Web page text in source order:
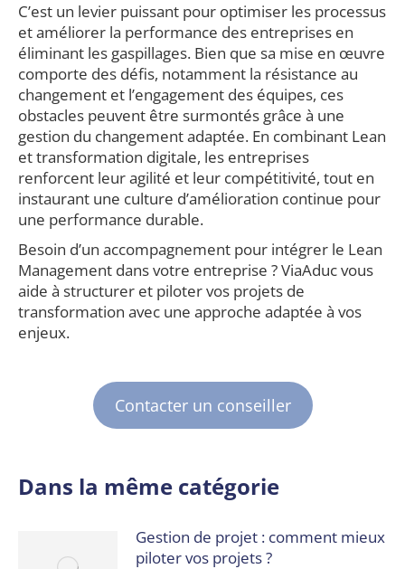
C’est un levier puissant pour optimiser les processus
et améliorer la performance des entreprises en
éliminant les gaspillages. Bien que sa mise en œuvre
comporte des défis, notamment la résistance au
changement et l’engagement des équipes, ces
obstacles peuvent être surmontés grâce à une
gestion du changement adaptée. En combinant Lean
et transformation digitale, les entreprises
renforcent leur agilité et leur compétitivité, tout en
instaurant une culture d’amélioration continue pour
une performance durable.
Besoin d’un accompagnement pour intégrer le Lean
Management dans votre entreprise ? ViaAduc vous
aide à structurer et piloter vos projets de
transformation avec une approche adaptée à vos
enjeux.
Contacter un conseiller
Dans la même catégorie
Gestion de projet : comment mieux
piloter vos projets ?